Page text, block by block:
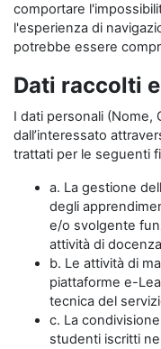
comportare
l'esperienza di
potrebbe essere
Dati raccolti
I dati personali (Nome,
dall’interessato
trattati per le seguenti
a. La gestione
degli
e/o svolgente
attività di
b. Le attività di
piattaforme e-
tecnica del
c. La
studenti iscritti